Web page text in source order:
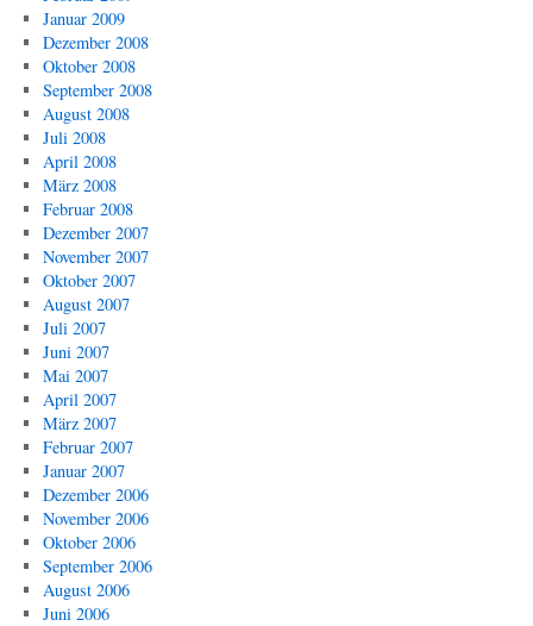
Januar 2009
Dezember 2008
Oktober 2008
September 2008
August 2008
Juli 2008
April 2008
März 2008
Februar 2008
Dezember 2007
November 2007
Oktober 2007
August 2007
Juli 2007
Juni 2007
Mai 2007
April 2007
März 2007
Februar 2007
Januar 2007
Dezember 2006
November 2006
Oktober 2006
September 2006
August 2006
Juni 2006